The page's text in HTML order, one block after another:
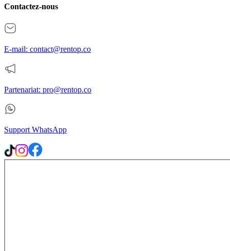
Contactez-nous
E-mail: contact@rentop.co
Partenariat: pro@rentop.co
Support WhatsApp